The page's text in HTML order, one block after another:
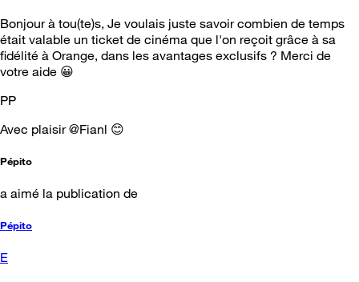
Bonjour à tou(te)s, Je voulais juste savoir combien de temps
était valable un ticket de cinéma que l'on reçoit grâce à sa
fidélité à Orange, dans les avantages exclusifs ? Merci de
votre aide 😀
PP
Avec plaisir @Fianl 😊
Pépito
a aimé la publication de
Pépito
E